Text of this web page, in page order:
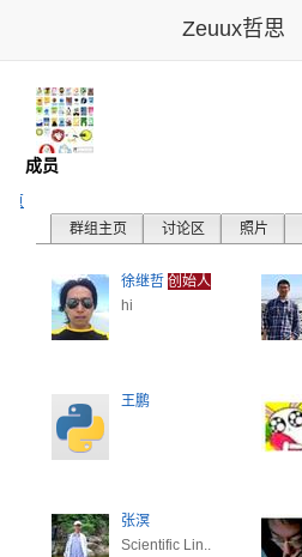
Zeuux哲思
- 成员
页
群组主页
讨论区 照片
徐继哲 创始人
hi
王鹏
张溟
Scientific Lin..